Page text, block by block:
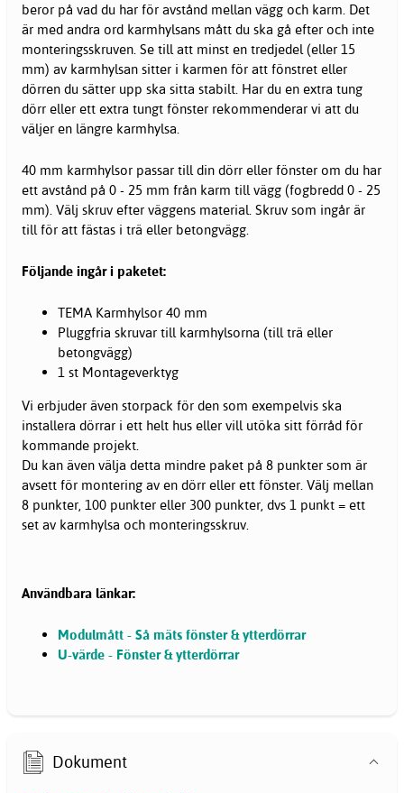
beror på vad du har för avstånd mellan vägg och karm. Det
är med andra ord karmhylsans mått du ska gå efter och inte
monteringsskruven. Se till att minst en tredjedel (eller 15
mm) av karmhylsan sitter i karmen för att fönstret eller
dörren du sätter upp ska sitta stabilt. Har du en extra tung
dörr eller ett extra tungt fönster rekommenderar vi att du
väljer en längre karmhylsa.
40 mm karmhylsor passar till din dörr eller fönster om du har
ett avstånd på 0 - 25 mm från karm till vägg (fogbredd 0 - 25
mm). Välj skruv efter väggens material. Skruv som ingår är
till för att fästas i trä eller betongvägg.
Följande ingår i paketet:
TEMA Karmhylsor 40 mm
Pluggfria skruvar till karmhylsorna (till trä eller
betongvägg)
1 st Montageverktyg
Vi erbjuder även storpack för den som exempelvis ska
installera dörrar i ett helt hus eller vill utöka sitt förråd för
kommande projekt.
Du kan även välja detta mindre paket på 8 punkter som är
avsett för montering av en dörr eller ett fönster. Välj mellan
8 punkter, 100 punkter eller 300 punkter, dvs 1 punkt = ett
set av karmhylsa och monteringsskruv.
Användbara länkar:
Modulmått - Så mäts fönster & ytterdörrar
U-värde - Fönster & ytterdörrar
Dokument